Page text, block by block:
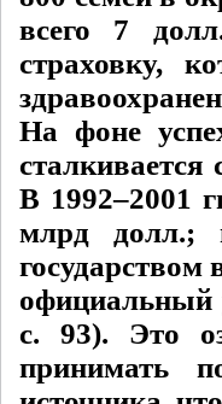
всего 7
страховку,
На фоне
В 1992–2001
млрд долл.;
государством
официальный
с. 93). Это
принимать